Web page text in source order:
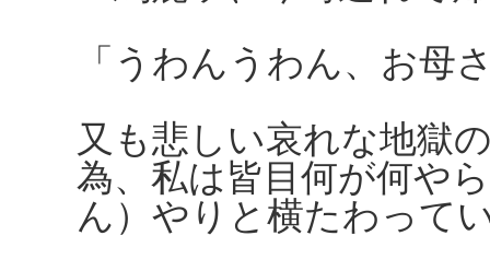
「うわんうわん、お母
又も悲しい哀れな地獄
為、私は皆目何が何や
ん）やりと横たわって